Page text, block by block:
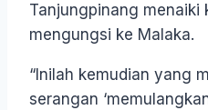
Tanjungpinang menaiki
mengungsi ke Malaka.
“Inilah kemudian yang
serangan